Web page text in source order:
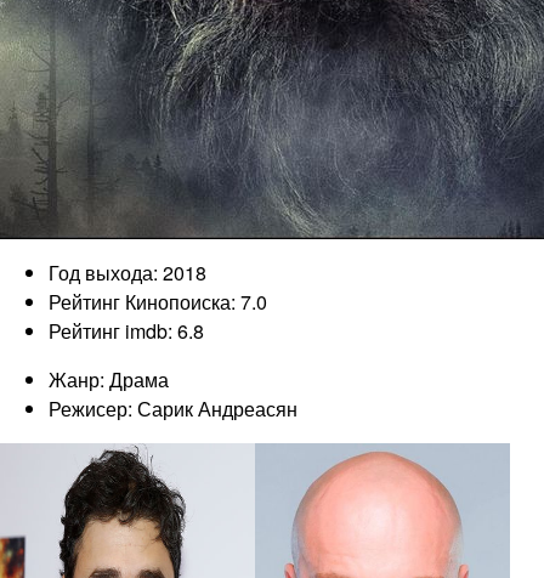
Год выхода: 2018
Рейтинг Кинопоиска: 7.0
Рейтинг imdb: 6.8
Жанр: Драма
Режисер: Сарик Андреасян